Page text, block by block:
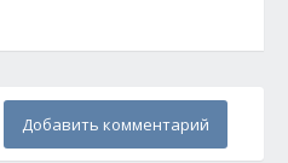
Добавить комментарий